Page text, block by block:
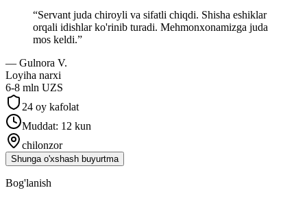
“Servant juda chiroyli va sifatli chiqdi. Shisha eshiklar
orqali idishlar ko'rinib turadi. Mehmonxonamizga juda
mos keldi.”
— Gulnora V.
Loyiha narxi
6-8 mln UZS
24 oy kafolat
Muddat: 12 kun
chilonzor
Shunga o'xshash buyurtma
Bog'lanish